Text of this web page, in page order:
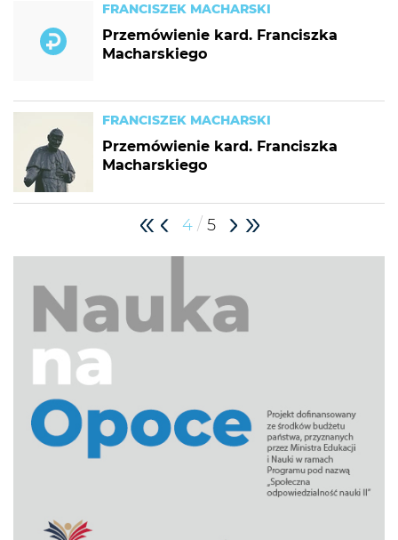
FRANCISZEK MACHARSKI
Przemówienie kard. Franciszka
Macharskiego
FRANCISZEK MACHARSKI
Przemówienie kard. Franciszka
Macharskiego
4 / 5